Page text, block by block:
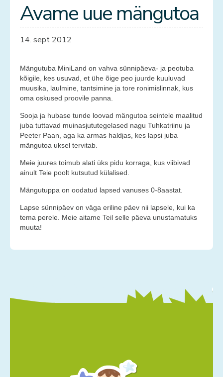
Hinnakiri
Broneerimine
Teenused
Kontakt
Uudised
Galerii
Vana galerii
Avame uue mängutoa
14. sept 2012
Mängutuba MiniLand on vahva sünnipäeva- ja peotuba
kõigile, kes usuvad, et ühe õige peo juurde kuuluvad
muusika, laulmine, tantsimine ja tore ronimislinnak, kus
oma oskused proovile panna.
Sooja ja hubase tunde loovad mängutoa seintele maalitud
juba tuttavad muinasjututegelased nagu Tuhkatriinu ja
Peeter Paan, aga ka armas haldjas, kes lapsi juba
mängutoa uksel tervitab.
Meie juures toimub alati üks pidu korraga, kus viibivad
ainult Teie poolt kutsutud külalised.
Mängutuppa on oodatud lapsed vanuses 0-8aastat.
Lapse sünnipäev on väga eriline päev nii lapsele, kui ka
tema perele. Meie aitame Teil selle päeva unustamatuks
muuta!